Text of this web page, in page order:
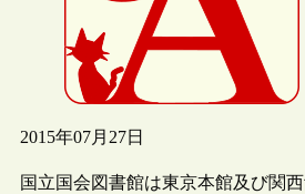
2015年07月27日
国立国会図書館は東京本館及び関